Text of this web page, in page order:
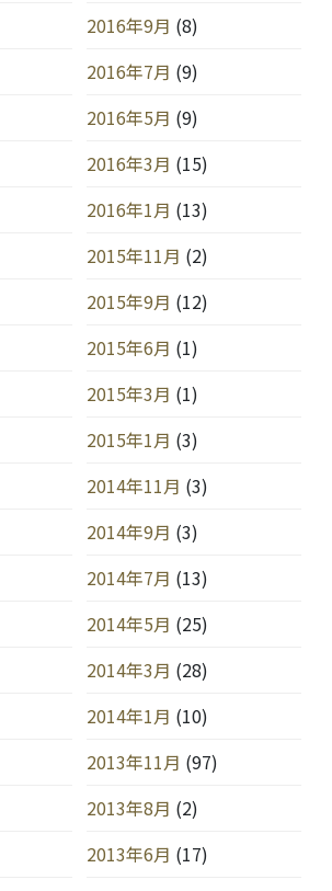
2016年9月 (8)
2016年7月 (9)
2016年5月 (9)
2016年3月 (15)
2016年1月 (13)
2015年11月 (2)
2015年9月 (12)
2015年6月 (1)
2015年3月 (1)
2015年1月 (3)
2014年11月 (3)
2014年9月 (3)
2014年7月 (13)
2014年5月 (25)
2014年3月 (28)
2014年1月 (10)
2013年11月 (97)
2013年8月 (2)
2013年6月 (17)